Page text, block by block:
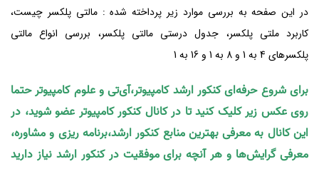
در این صفحه به بررسی موارد زیر پرداخته شده : مالتی پلکسر چیست،
کاربرد ملتی پلکسر، جدول درستی مالتی پلکسر، بررسی انواع مالتی
پلکسرهای 4 به 1 و 8 به 1 و 16 به 1
برای شروع حرفه‌ای کنکور ارشد کامپیوتر،آی‌تی و علوم کامپیوتر حتما
روی عکس زیر کلیک کنید تا در کانال کنکور کامپیوتر عضو شوید، در
این کانال به معرفی بهترین منابع کنکور ارشد،برنامه ریزی و مشاوره،
معرفی گرایش‌ها و هر آنچه برای موفقیت در کنکور ارشد نیاز دارید